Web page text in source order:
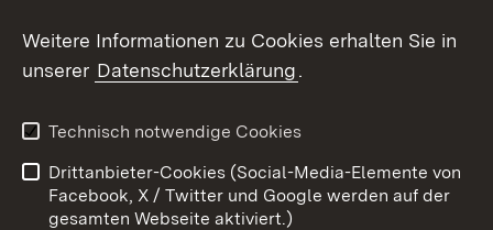
Kontakt
Datenschutz
Barrierefreiheit
Impressum Cookies
Weitere Informationen zu Cookies erhalten Sie in
unserer Datenschutzerklärung.
Technisch notwendige Cookies
Drittanbieter-Cookies (Social-Media-Elemente von
Facebook, X / Twitter und Google werden auf der
gesamten Webseite aktiviert.)